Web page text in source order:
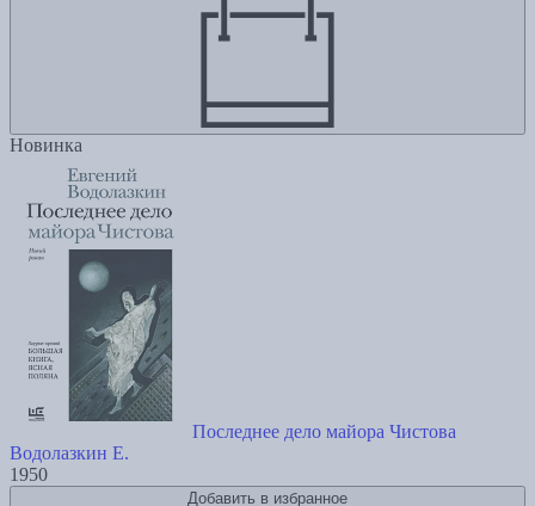
Новинка
Последнее дело майора Чистова
Водолазкин Е.
1950
Добавить в избранное